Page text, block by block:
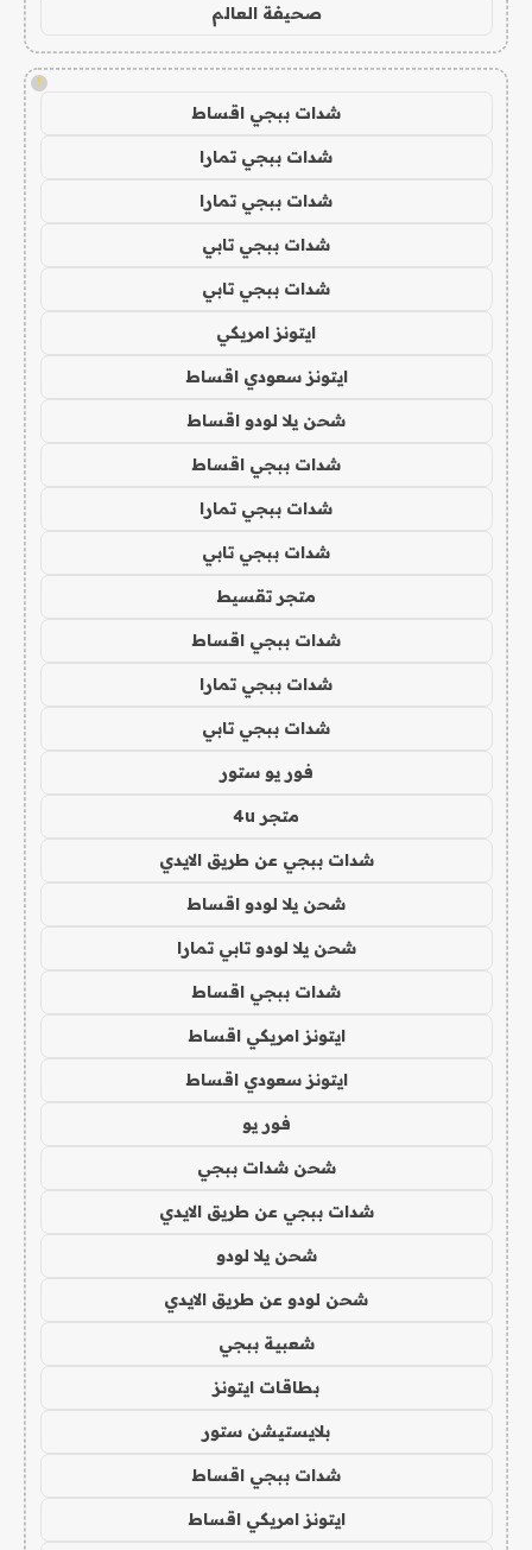
صحيفة العالم
!
شدات ببجي اقساط
شدات ببجي تمارا
شدات ببجي تمارا
شدات ببجي تابي
شدات ببجي تابي
ايتونز امريكي
ايتونز سعودي اقساط
شحن يلا لودو اقساط
شدات ببجي اقساط
شدات ببجي تمارا
شدات ببجي تابي
متجر تقسيط
شدات ببجي اقساط
شدات ببجي تمارا
شدات ببجي تابي
فور يو ستور
متجر 4u
شدات ببجي عن طريق الايدي
شحن يلا لودو اقساط
شحن يلا لودو تابي تمارا
شدات ببجي اقساط
ايتونز امريكي اقساط
ايتونز سعودي اقساط
فور يو
شحن شدات ببجي
شدات ببجي عن طريق الايدي
شحن يلا لودو
شحن لودو عن طريق الايدي
شعبية ببجي
بطاقات ايتونز
بلايستيشن ستور
شدات ببجي اقساط
ايتونز امريكي اقساط